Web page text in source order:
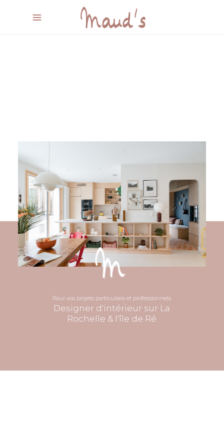
Designer d'intérieur sur La
Rochelle & l'île de Ré
Pour vos projets particuliers et professionnels